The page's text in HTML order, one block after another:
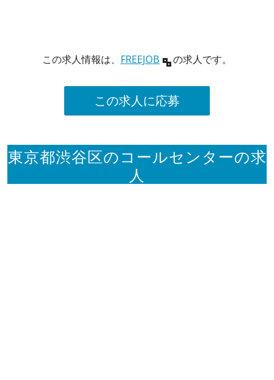
この求人情報は、 FREEJOB の求人です。
この求人に応募
東京都渋谷区のコールセンターの求
人